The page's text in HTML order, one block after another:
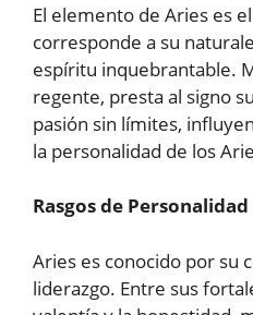
El elemento de Aries es
corresponde a su
espíritu inquebrantable.
regente, presta al signo
pasión sin límites,
la personalidad de los
Rasgos de Personalidad
Aries es conocido por su
liderazgo. Entre sus